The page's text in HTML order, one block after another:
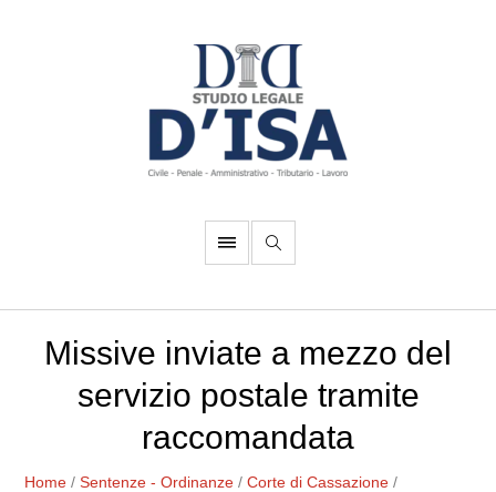
Missive inviate a mezzo del
servizio postale tramite
raccomandata
Home /Sentenze - Ordinanze /Corte di Cassazione /